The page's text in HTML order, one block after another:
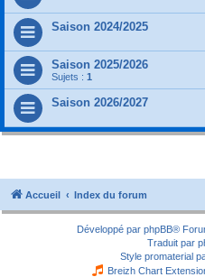
Saison 2024/2025
Saison 2025/2026
Sujets : 1
Saison 2026/2027
Accueil Index du forum
Développé par phpBB®
Traduit par
Style promaterial
Breizh Chart